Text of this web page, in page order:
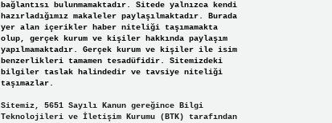
bağlantısı bulunmamaktadır. Sitede yalnızca kendi
hazırladığımız makaleler paylaşılmaktadır. Burada
yer alan içerikler haber niteliği taşımamakta
olup, gerçek kurum ve kişiler hakkında paylaşım
yapılmamaktadır. Gerçek kurum ve kişiler ile isim
benzerlikleri tamamen tesadüfidir. Sitemizdeki
bilgiler taslak halindedir ve tavsiye niteliği
taşımazlar.
Sitemiz, 5651 Sayılı Kanun gereğince Bilgi
Teknolojileri ve İletişim Kurumu (BTK) tarafından